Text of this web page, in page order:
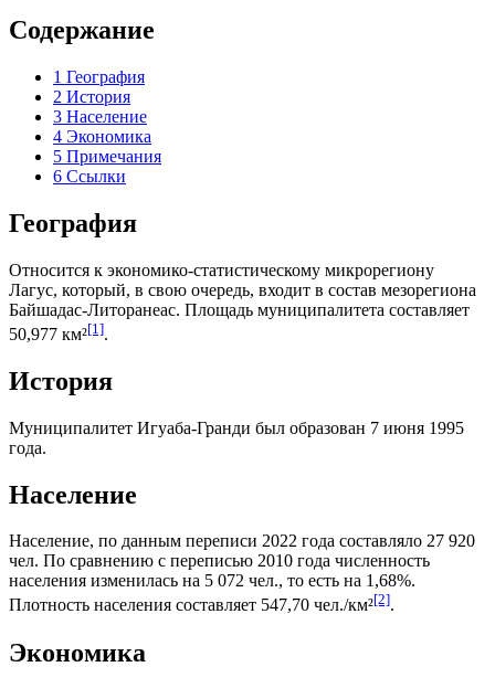
Содержание
1 География
2 История
3 Население
4 Экономика
5 Примечания
6 Ссылки
География
Относится к экономико-статистическому микрорегиону
Лагус, который, в свою очередь, входит в состав мезорегиона
Байшадас-Литоранеас. Площадь муниципалитета составляет
50,977 км²[1].
История
Муниципалитет Игуаба-Гранди был образован 7 июня 1995
года.
Население
Население, по данным переписи 2022 года составляло 27 920
чел. По сравнению с переписью 2010 года численность
населения изменилась на 5 072 чел., то есть на 1,68%.
Плотность населения составляет 547,70 чел./км²[2].
Экономика